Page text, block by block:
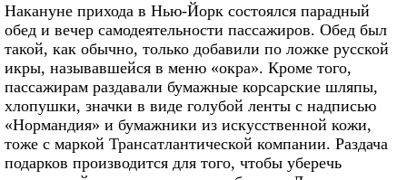
Накануне прихода в Нью-Йорк состоялся парадный
обед и вечер самодеятельности пассажиров. Обед был
такой, как обычно, только добавили по ложке русской
икры, называвшейся в меню «окра». Кроме того,
пассажирам раздавали бумажные корсарские шляпы,
хлопушки, значки в виде голубой ленты с надписью
«Нормандия» и бумажники из искусственной кожи,
тоже с маркой Трансатлантической компании. Раздача
подарков производится для того, чтобы уберечь